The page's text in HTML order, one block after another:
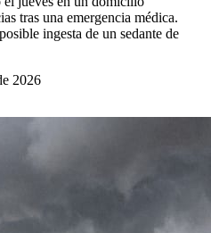
tras una emergencia médica.
ingesta de un sedante de
2026